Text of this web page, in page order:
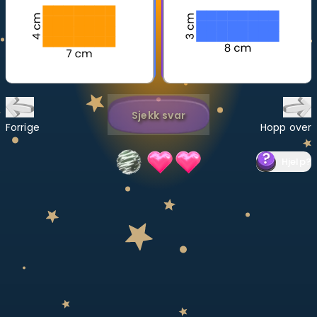
Bestill privatundervisning
LÆREPLAN
Velg læreplan
Logg inn
Forrige
Sjekk svar
Hopp over
?